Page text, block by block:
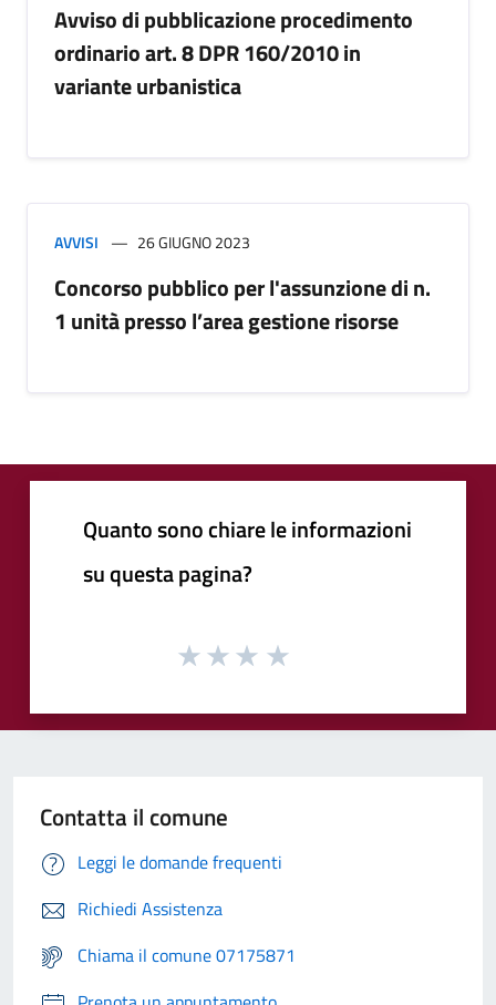
Avviso di pubblicazione procedimento
ordinario art. 8 DPR 160/2010 in
variante urbanistica
AVVISI 26 GIUGNO 2023
Concorso pubblico per l'assunzione di n.
1 unità presso l’area gestione risorse
Quanto sono chiare le informazioni
su questa pagina?
Contatta il comune
Leggi le domande frequenti
Richiedi Assistenza
Chiama il comune 07175871